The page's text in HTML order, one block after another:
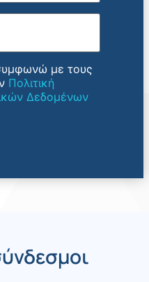
με τους
Πολιτική
Δεδομένων